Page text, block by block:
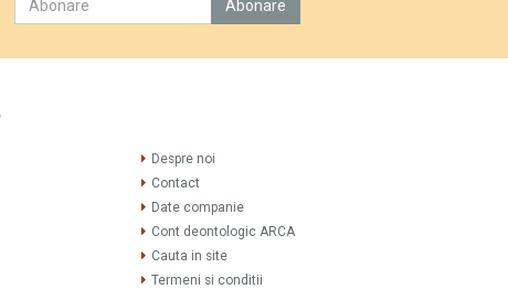
Despre noi
Contact
Date companie
Cont deontologic ARCA
Cauta in site
Termeni si conditii